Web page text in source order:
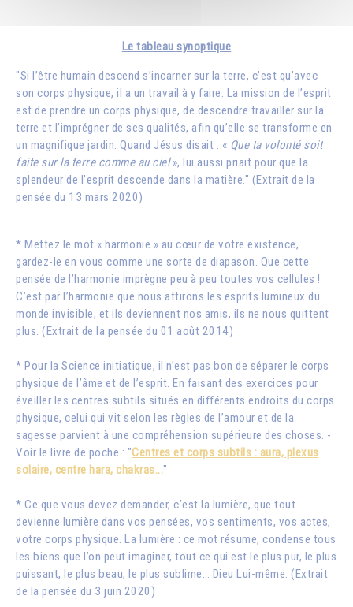
Le tableau synoptique
"Si l’être humain descend s’incarner sur la terre, c’est qu’avec
son corps physique, il a un travail à y faire. La mission de l’esprit
est de prendre un corps physique, de descendre travailler sur la
terre et l’imprégner de ses qualités, afin qu’elle se transforme en
un magnifique jardin. Quand Jésus disait : « Que ta volonté soit
faite sur la terre comme au ciel», lui aussi priait pour que la
splendeur de l’esprit descende dans la matière." (Extrait de la
pensée du 13 mars 2020)
* Mettez le mot « harmonie » au cœur de votre existence,
gardez-le en vous comme une sorte de diapason. Que cette
pensée de l’harmonie imprègne peu à peu toutes vos cellules !
C’est par l’harmonie que nous attirons les esprits lumineux du
monde invisible, et ils deviennent nos amis, ils ne nous quittent
plus. (Extrait de la pensée du 01 août 2014)
* Pour la Science initiatique, il n’est pas bon de séparer le corps
physique de l’âme et de l’esprit. En faisant des exercices pour
éveiller les centres subtils situés en différents endroits du corps
physique, celui qui vit selon les règles de l’amour et de la
sagesse parvient à une compréhension supérieure des choses. -
Voir le livre de poche : "Centres et corps subtils : aura, plexus
solaire, centre hara, chakras..."
* Ce que vous devez demander, c’est la lumière, que tout
devienne lumière dans vos pensées, vos sentiments, vos actes,
votre corps physique. La lumière : ce mot résume, condense tous
les biens que l’on peut imaginer, tout ce qui est le plus pur, le plus
puissant, le plus beau, le plus sublime… Dieu Lui-même. (Extrait
de la pensée du 3 juin 2020)